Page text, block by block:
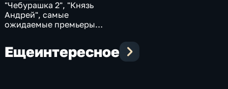
"Чебурашка 2", "Князь
Андрей", самые
ожидаемые премьеры
Ещеинтересное